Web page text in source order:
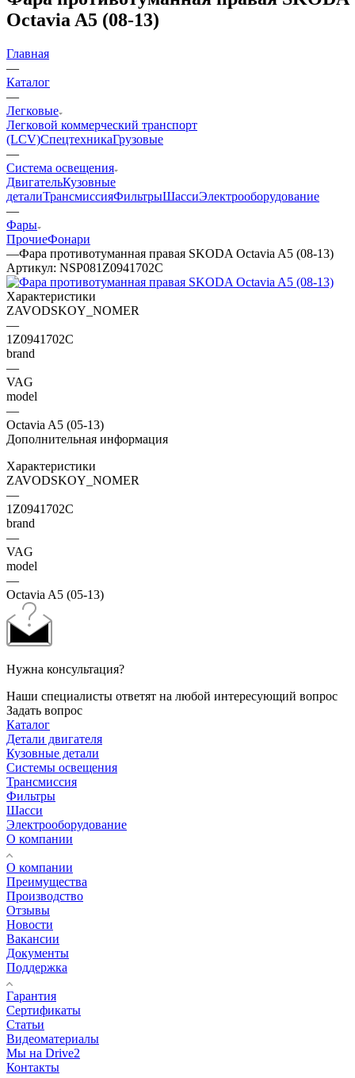
Octavia A5 (08-13)
Главная
—
Каталог
—
Легковые
Легковой коммерческий транспорт
(LCV)СпецтехникаГрузовые
—
Система освещения
ДвигательКузовные
деталиТрансмиссияФильтрыШассиЭлектрооборудование
—
Фары
ПрочиеФонари
—Фара противотуманная правая SKODA Octavia A5 (08-13)
Артикул: NSP081Z0941702C
Характеристики
ZAVODSKOY_NOMER
—
1Z0941702C
brand
—
VAG
model
—
Octavia A5 (05-13)
Дополнительная информация
Характеристики
ZAVODSKOY_NOMER
—
1Z0941702C
brand
—
VAG
model
—
Octavia A5 (05-13)
Нужна консультация?
Наши специалисты ответят на любой интересующий вопрос
Задать вопрос
Каталог
Детали двигателя
Кузовные детали
Системы освещения
Трансмиссия
Фильтры
Шасси
Электрооборудование
О компании
О компании
Преимущества
Производство
Отзывы
Новости
Вакансии
Документы
Поддержка
Гарантия
Сертификаты
Статьи
Видеоматериалы
Мы на Drive2
Контакты